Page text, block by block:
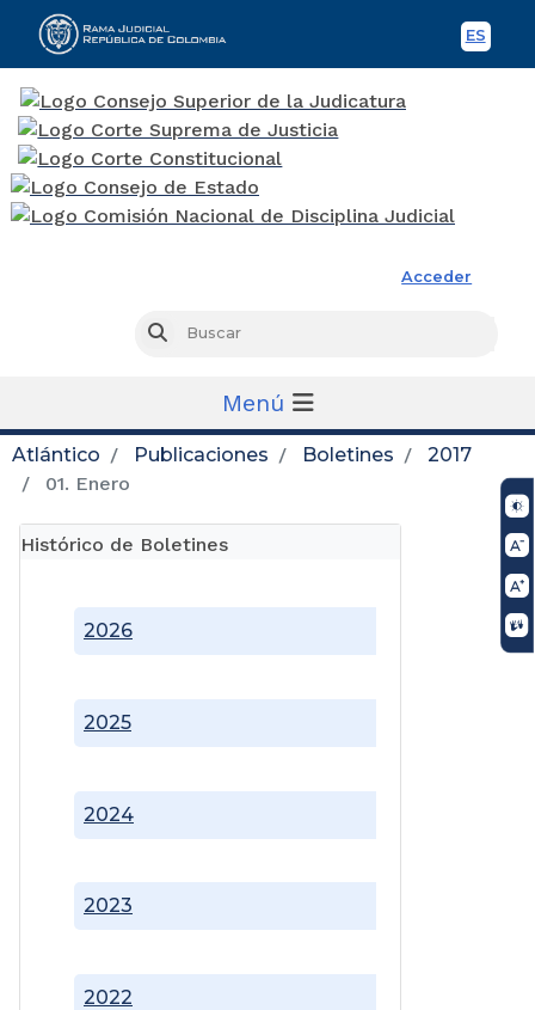
ES
Acceder
Buscar
Menú
Atlántico Publicaciones Boletines
2017
01. Enero
Histórico de Boletines
2022
2023
2024
2025
2026